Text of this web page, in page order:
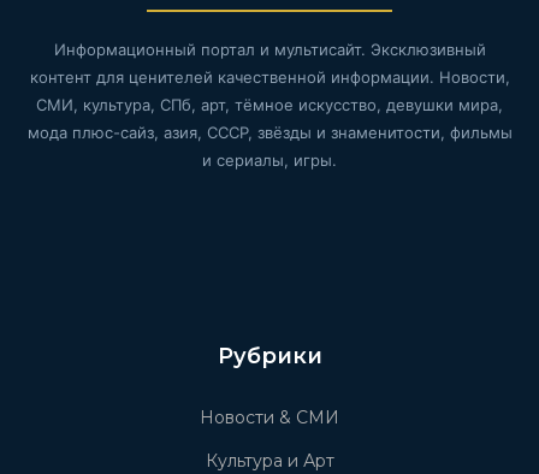
Информационный портал и мультисайт. Эксклюзивный
контент для ценителей качественной информации. Новости,
СМИ, культура, СПб, арт, тёмное искусство, девушки мира,
мода плюс-сайз, азия, СССР, звёзды и знаменитости, фильмы
и сериалы, игры.
Рубрики
Новости & СМИ
Культура и Арт